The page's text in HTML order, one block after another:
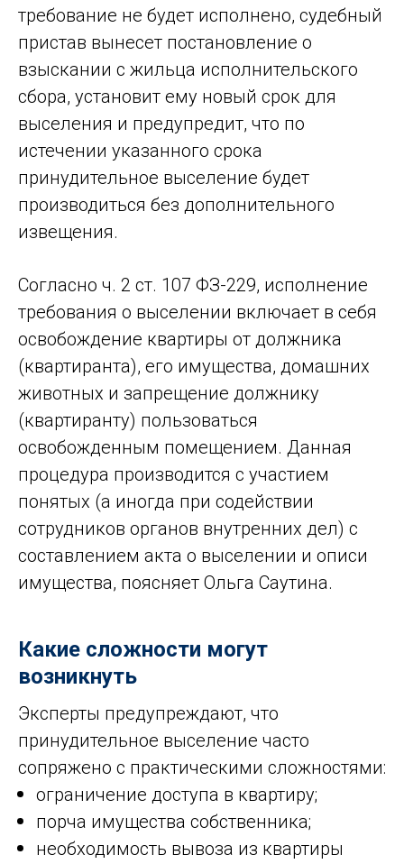
требование не будет исполнено, судебный
пристав вынесет постановление о
взыскании с жильца исполнительского
сбора, установит ему новый срок для
выселения и предупредит, что по
истечении указанного срока
принудительное выселение будет
производиться без дополнительного
извещения.
Согласно ч. 2 ст. 107 ФЗ-229, исполнение
требования о выселении включает в себя
освобождение квартиры от должника
(квартиранта), его имущества, домашних
животных и запрещение должнику
(квартиранту) пользоваться
освобожденным помещением. Данная
процедура производится с участием
понятых (а иногда при содействии
сотрудников органов внутренних дел) с
составлением акта о выселении и описи
имущества, поясняет Ольга Саутина.
Какие сложности могут
возникнуть
Эксперты предупреждают, что
принудительное выселение часто
сопряжено с практическими сложностями:
ограничение доступа в квартиру;
порча имущества собственника;
необходимость вывоза из квартиры